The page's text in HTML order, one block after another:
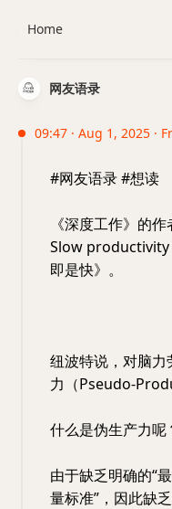
网友语录
09:47 · Aug 1, 2025 ·
#网友语录 #想读
《深度工作》的
Slow productivity
即是快》。
纽波特说，对脑
力（Pseudo-
什么是伪生产力呢
由于缺乏明确的“
量标准”，因此缺
Home